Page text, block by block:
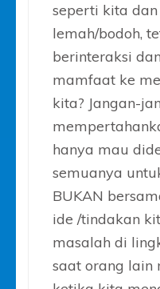
seperti kita
lemah/bodoh,
berinteraksi
mamfaat ke
kita? Jangan-
hanya mau
semuanya
BUKAN
ide /tindakan
masalah di
saat orang lain